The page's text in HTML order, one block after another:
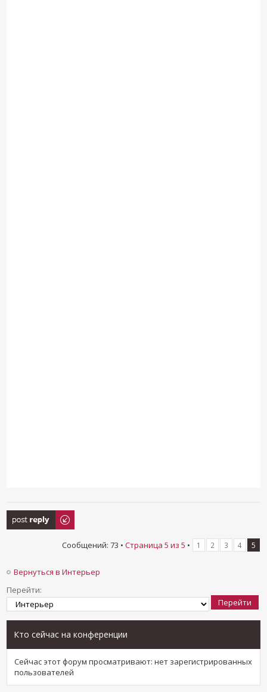
Ответить
Сообщений: 73 • Страница 5 из 5 • 1 2 3 4 5
Вернуться в Интерьер
Перейти:
Кто сейчас на конференции
Сейчас этот форум просматривают: нет зарегистрированных
пользователей